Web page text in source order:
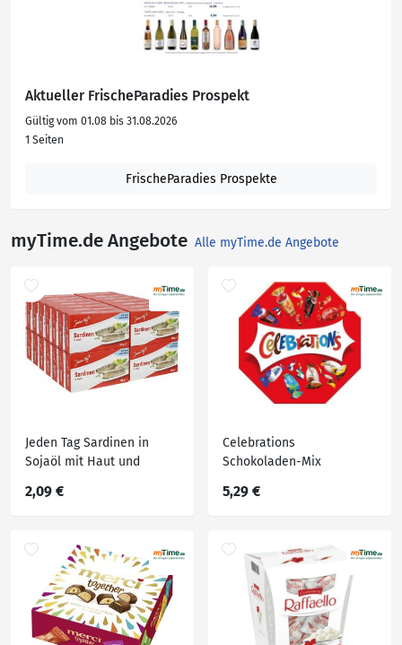
Aktueller FrischeParadies Prospekt
Gültig vom 01.08 bis 31.08.2026
1 Seiten
FrischeParadies Prospekte
myTime.de Angebote Alle myTime.de Angebote
Jeden Tag Sardinen in
Sojaöl mit Haut und
2,09 €
Celebrations
Schokoladen-Mix
5,29 €